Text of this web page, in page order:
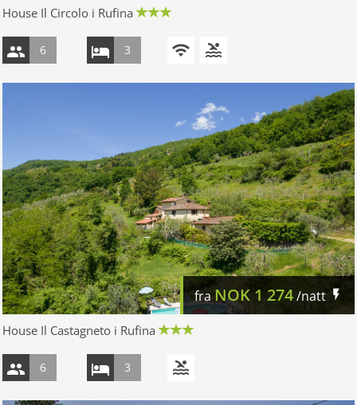
House Il Circolo i Rufina
6 3
fraNOK 1 274/natt
House Il Castagneto i Rufina
6 3